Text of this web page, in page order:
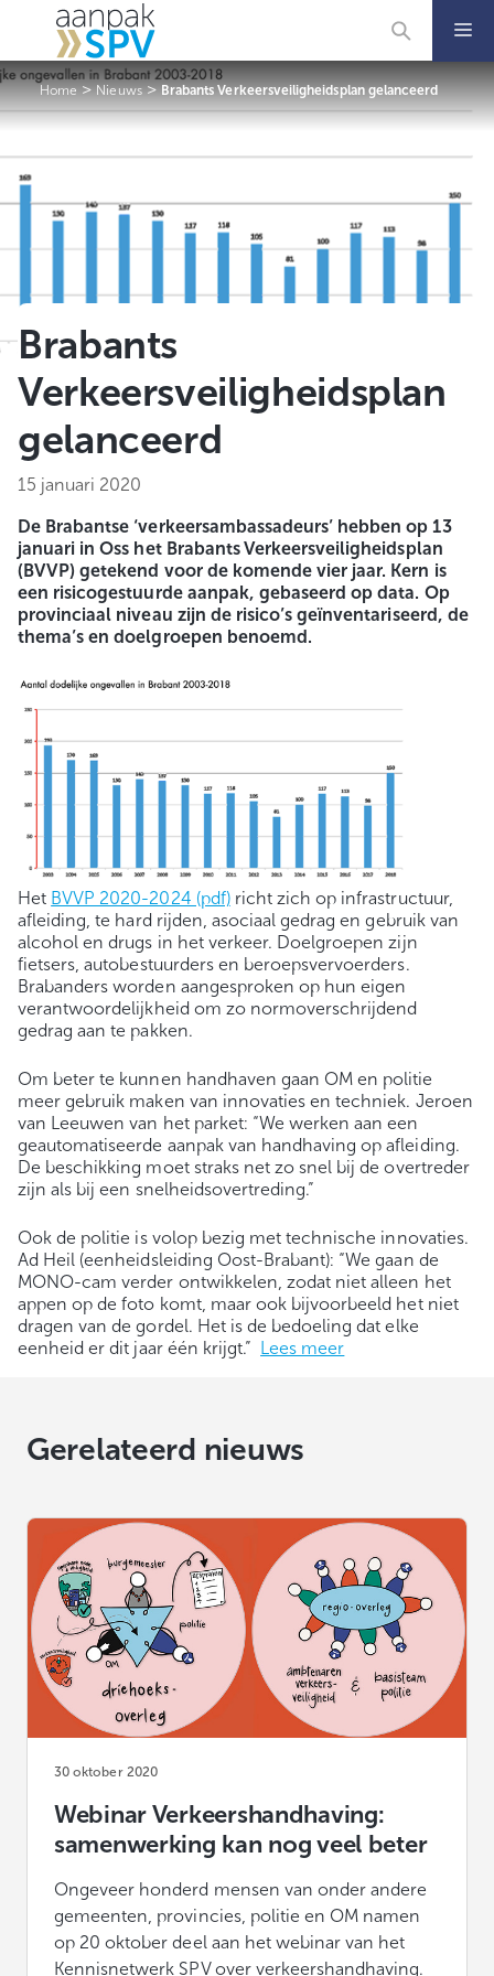
inhoud
Home>Nieuws>Brabants Verkeersveiligheidsplan gelanceerd
Brabants
Verkeersveiligheidsplan
gelanceerd
15 januari 2020
De Brabantse ‘verkeersambassadeurs’ hebben op 13
januari in Oss het Brabants Verkeersveiligheidsplan
(BVVP) getekend voor de komende vier jaar. Kern is
een risicogestuurde aanpak, gebaseerd op data. Op
provinciaal niveau zijn de risico’s geïnventariseerd, de
thema’s en doelgroepen benoemd.
Het BVVP 2020-2024 (pdf)richt zich op infrastructuur,
afleiding, te hard rijden, asociaal gedrag en gebruik van
alcohol en drugs in het verkeer. Doelgroepen zijn
fietsers, autobestuurders en beroepsvervoerders.
Brabanders worden aangesproken op hun eigen
verantwoordelijkheid om zo normoverschrijdend
gedrag aan te pakken.
Om beter te kunnen handhaven gaan OM en politie
meer gebruik maken van innovaties en techniek. Jeroen
van Leeuwen van het parket: “We werken aan een
geautomatiseerde aanpak van handhaving op afleiding.
De beschikking moet straks net zo snel bij de overtreder
zijn als bij een snelheidsovertreding.”
Ook de politie is volop bezig met technische innovaties.
Ad Heil (eenheidsleiding Oost-Brabant): “We gaan de
MONO-cam verder ontwikkelen, zodat niet alleen het
appen op de foto komt, maar ook bijvoorbeeld het niet
dragen van de gordel. Het is de bedoeling dat elke
eenheid er dit jaar één krijgt.” Lees meer
Gerelateerd nieuws
30 oktober 2020
Webinar Verkeershandhaving:
samenwerking kan nog veel beter
Ongeveer honderd mensen van onder andere
gemeenten, provincies, politie en OM namen
op 20 oktober deel aan het webinar van het
Kennisnetwerk SPV over verkeershandhaving.